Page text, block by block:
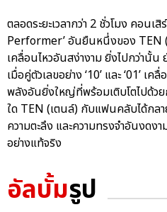
ตลอดระยะเวลากว่า 2 ชั่วโมง คอนเ
Performer’ อันยืนหนึ่งของ TEN
เคลื่อนไหวอันสง่างาม ยิ่งไปกว่านั้น
เมื่อคู่ตัวเลขอย่าง ‘10’ และ ‘01’ เ
พลังอันยิ่งใหญ่ที่พร้อมเติบโตไปด้ว
ใด TEN (เตนล์) กับแฟนคลับได้กลา
ความตะลึง และความทรงจำอันงด
อย่างแท้จริง
อัลบั้มรูป